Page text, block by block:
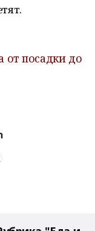
от посадки до